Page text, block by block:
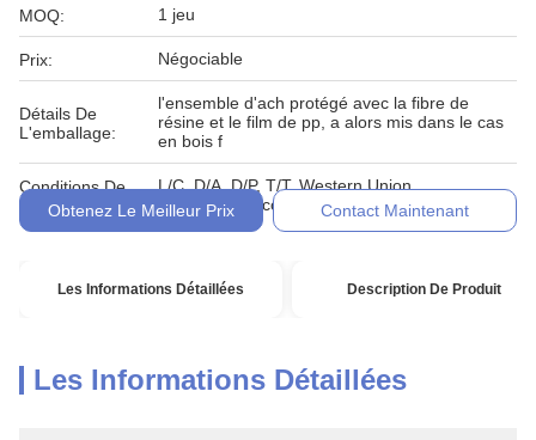
MOQ: 1 jeu
Prix: Négociable
Détails De
L'emballage:
l'ensemble d'ach protégé avec la fibre de
résine et le film de pp, a alors mis dans le cas
en bois f
Conditions De
Paiement:
L/C, D/A, D/P, T/T, Western Union,
MoneyGram, comptant, engagement
Obtenez Le Meilleur Prix Contact Maintenant
Les Informations Détaillées Description De Produit
Les Informations Détaillées